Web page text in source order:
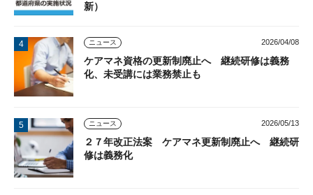
新）
ニュース 2026/04/08
ケアマネ資格の更新制廃止へ 継続研修は義務
化、未受講には業務禁止も
ニュース 2026/05/13
２７年改正法案 ケアマネ更新制廃止へ 継続研
修は義務化